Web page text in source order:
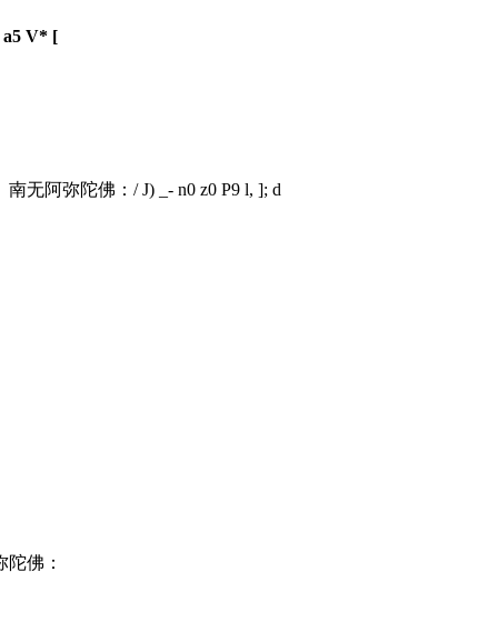
a5 V* [
无阿弥陀佛： / J) _- n0 z0 P9 l, ]; d
佛：